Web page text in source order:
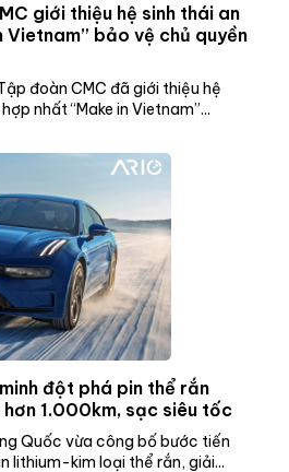
giới thiệu hệ sinh thái an
Vietnam” bảo vệ chủ quyền
đoàn CMC đã giới thiệu hệ
nhất “Make in Vietnam”...
đột phá pin thể rắn
hơn 1.000km, sạc siêu tốc
Quốc vừa công bố bước tiến
lithium-kim loại thể rắn, giải...